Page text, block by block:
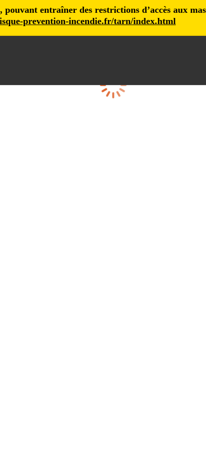
entraîner des restrictions d’accès aux
prevention-incendie.fr/tarn/index.html
Cargando